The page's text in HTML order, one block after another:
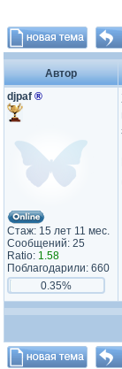
Автор
djpaf ®
Стаж: 15 лет 11 мес.
Сообщений: 25
Ratio: 1.58
Поблагодарили: 660
0.35%